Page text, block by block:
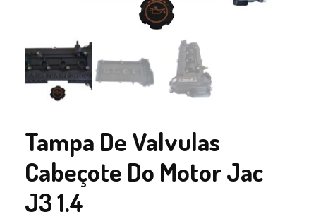
Tampa De Valvulas
Cabeçote Do Motor Jac
J3 1.4